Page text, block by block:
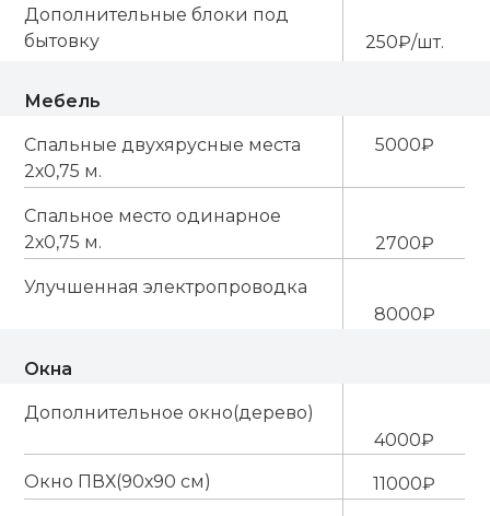
Дополнительные блоки под
бытовку
250₽/шт.
Мебель
Спальные двухярусные места
2х0,75 м.
5000₽
Спальное место одинарное
2х0,75 м.
2700₽
Улучшенная электропроводка
8000₽
Дополнительное окно(дерево)
4000₽
Окно ПВХ(90х90 см)
11000₽
Окна